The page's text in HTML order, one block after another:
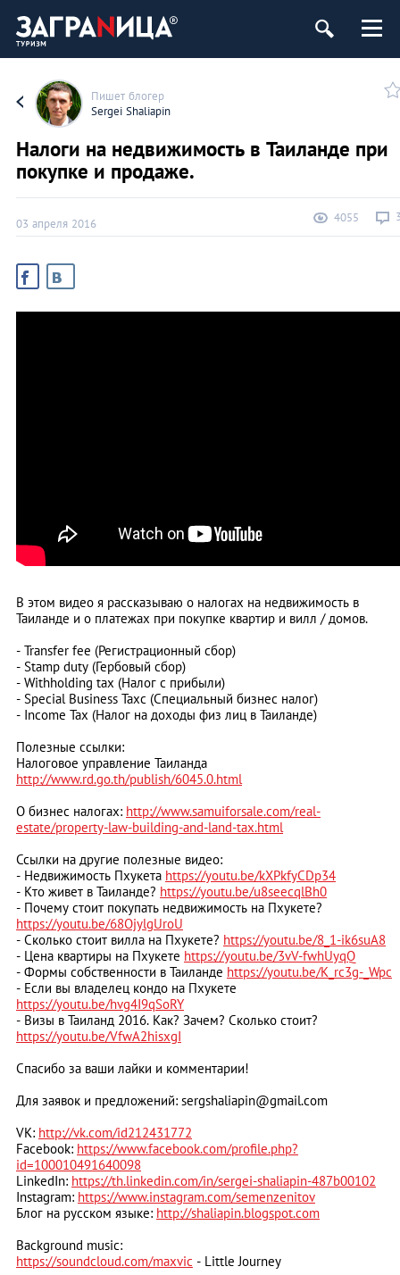
Пишет блогер
Sergei Shaliapin
Налоги на недвижимость в Таиланде при
покупке и продаже.
03 апреля 2016 4055
В этом видео я рассказываю о налогах на недвижимость в
Таиланде и о платежах при покупке квартир и вилл / домов.
- Transfer fee (Регистрационный сбор)
- Stamp duty (Гербовый сбор)
- Withholding tax (Налог с прибыли)
- Special Business Taxс (Специальный бизнес налог)
- Income Tax (Налог на доходы физ лиц в Таиланде)
Полезные ссылки:
Налоговое управление Таиланда
http://www.rd.go.th/publish/6045.0.html
О бизнес налогах: http://www.samuiforsale.com/real-
estate/property-law-building-and-land-tax.html
Ссылки на другие полезные видео:
- Недвижимость Пхукета https://youtu.be/kXPkfyCDp34
- Кто живет в Таиланде? https://youtu.be/u8seecqlBh0
- Почему стоит покупать недвижимость на Пхукете?
https://youtu.be/68OjylgUroU
- Сколько стоит вилла на Пхукете? https://youtu.be/8_1-ik6suA8
- Цена квартиры на Пхукете https://youtu.be/3vV-fwhUyqQ
- Формы собственности в Таиланде https://youtu.be/K_rc3g-_Wpc
- Если вы владелец кондо на Пхукете
https://youtu.be/hvg4I9qSoRY
- Визы в Таиланд 2016. Как? Зачем? Сколько стоит?
https://youtu.be/VfwA2hisxgI
Спасибо за ваши лайки и комментарии!
Для заявок и предложений: sergshaliapin@gmail.com
VK: http://vk.com/id212431772
Facebook: https://www.facebook.com/profile.php?
id=100010491640098
LinkedIn: https://th.linkedin.com/in/sergei-shaliapin-487b00102
Instagram: https://www.instagram.com/semenzenitov
Блог на русском языке: http://shaliapin.blogspot.com
Background music:
https://soundcloud.com/maxvic - Little Journey